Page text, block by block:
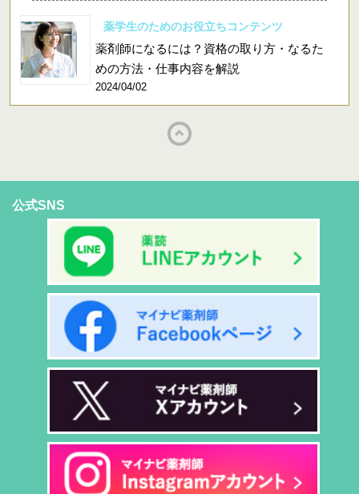
薬学生のためのお役立ちコンテンツ
薬剤師になるには？資格の取り方・なるた
めの方法・仕事内容を解説
2024/04/02
公式SNS